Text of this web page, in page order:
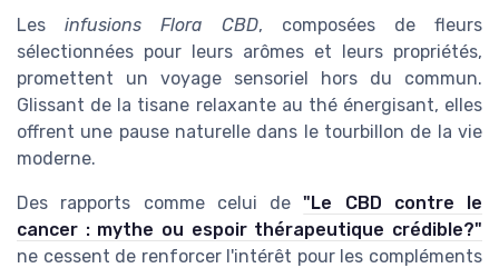
Lesinfusions Flora CBD, composées de fleurs
sélectionnées pour leurs arômes et leurs propriétés,
promettent un voyage sensoriel hors du commun.
Glissant de la tisane relaxante au thé énergisant, elles
offrent une pause naturelle dans le tourbillon de la vie
moderne.
Des rapports comme celui de"Le CBD contre le
cancer : mythe ou espoir thérapeutique crédible?"
ne cessent de renforcer l'intérêt pour les compléments